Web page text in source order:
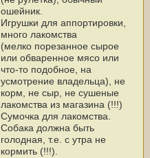
ошейник.
Игрушки для аппортировки,
много лакомства
(мелко порезанное сырое
или обваренное мясо или
что-то подобное, на
усмотрение владельца), не
корм, не сыр, не сушеные
лакомства из магазина (!!!)
Сумочка для лакомства.
Собака должна быть
голодная, т.е. с утра не
кормить (!!!).